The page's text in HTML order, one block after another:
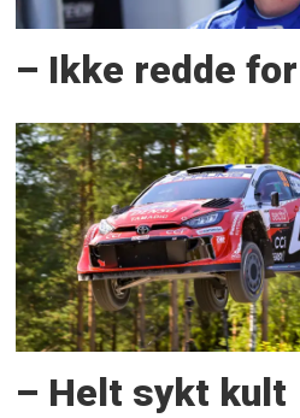
– Ikke redde
– Helt sykt kult